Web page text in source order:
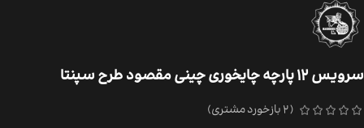
سرویس ۱۲ پارچه چایخوری چینی مقصود طرح سپنتا
(
2بازخورد مشتری)